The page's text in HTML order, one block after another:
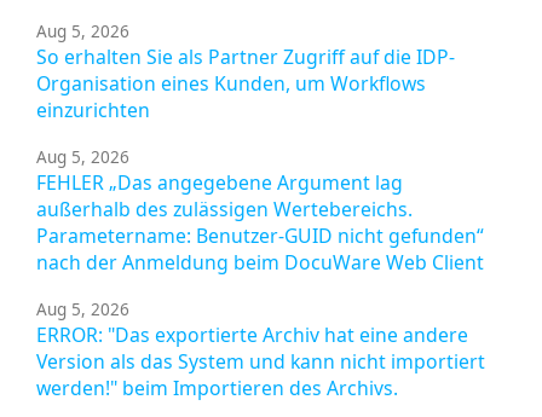
Aug 5, 2026
So erhalten Sie als Partner Zugriff auf die IDP-
Organisation eines Kunden, um Workflows
einzurichten
Aug 5, 2026
FEHLER „Das angegebene Argument lag
außerhalb des zulässigen Wertebereichs.
Parametername: Benutzer-GUID nicht gefunden“
nach der Anmeldung beim DocuWare Web Client
Aug 5, 2026
ERROR: "Das exportierte Archiv hat eine andere
Version als das System und kann nicht importiert
werden!" beim Importieren des Archivs.